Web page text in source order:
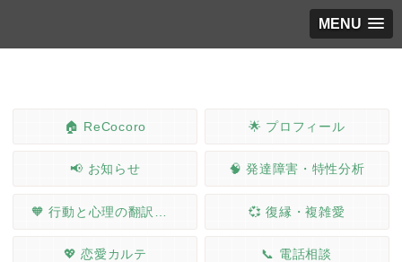
MENU
🏠 ReCocoro 🌟 プロフィール
📢 お知らせ 🧠 発達障害・特性分析
💞 復縁・複雑愛
💖 恋愛カルテ 📞 電話相談